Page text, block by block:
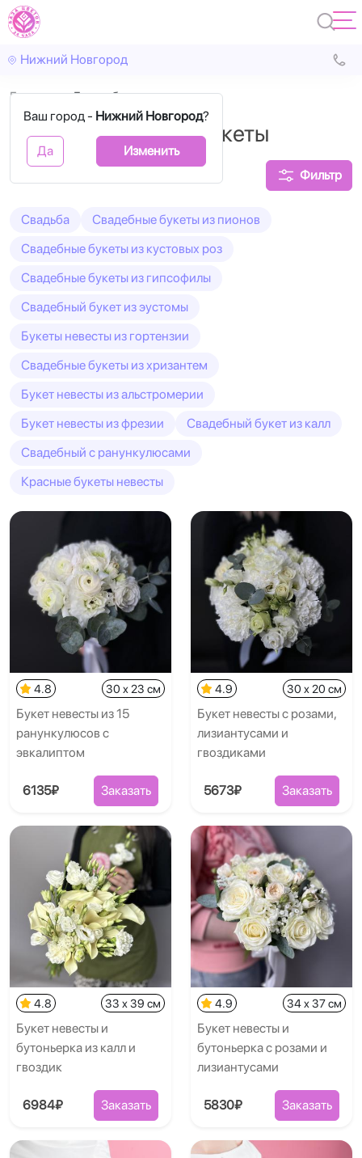
Нижний Новгород
Ваш город - Нижний Новгород?
Да Изменить
Главная Белые букеты невесты
Белые свадебные букеты
Фильтр
Свадьба
Свадебные букеты из пионов
Свадебные букеты из кустовых роз
Свадебные букеты из гипсофилы
Свадебный букет из эустомы
Букеты невесты из гортензии
Свадебные букеты из хризантем
Букет невесты из альстромерии
Букет невесты из фрезии
Свадебный букет из калл
Свадебный с ранункулюсами
Красные букеты невесты
4.8 30 x 23 см
Букет невесты из 15
ранункулюсов с
эвкалиптом
6135₽ Заказать
4.9 30 x 20 см
Букет невесты с розами,
лизиантусами и
гвоздиками
5673₽ Заказать
4.8 33 x 39 см
Букет невесты и
бутоньерка из калл и
гвоздик
6984₽ Заказать
4.9 34 x 37 см
Букет невесты и
бутоньерка с розами и
лизиантусами
5830₽ Заказать